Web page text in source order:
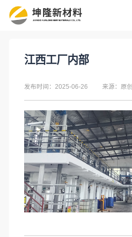
江西工厂内部
发布时间：2025-06-26 来源：原创